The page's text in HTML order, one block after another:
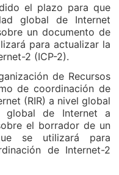
el plazo para que
global de Internet
un documento de
para actualizar la
2 (ICP-2).
de Recursos
de coordinación de
(RIR) a nivel global
de Internet a
el borrador de un
se utilizará para
de Internet-2